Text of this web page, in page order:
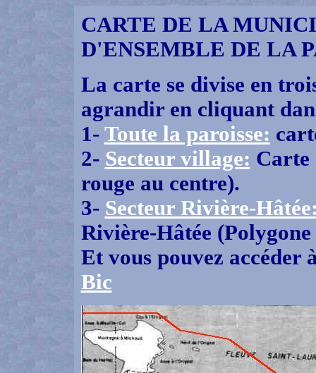
CARTE DE LA
D'ENSEMBLE DE LA
La carte se divise en
agrandir en cliquant
1- Toute la paroisse:
2- Secteur village: Carte
rouge au centre).
3- Secteur Rivière-
Rivière-Hâtée
Et vous pouvez accéder
Bic